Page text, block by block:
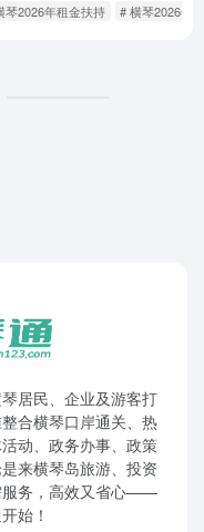
琴2026年租金扶持 # 横琴2026年
居民、企业及游客打
合横琴口岸通关、热
动、政务办事、政策
来横琴岛旅游、投资
服务，高效又省心——
始！